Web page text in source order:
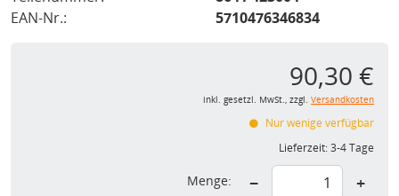
EAN-Nr.:
5710476346834
90,30 €
inkl. gesetzl. MwSt., zzgl. Versandkosten
Nur wenige verfügbar
Lieferzeit:3-4 Tage
Menge: − +